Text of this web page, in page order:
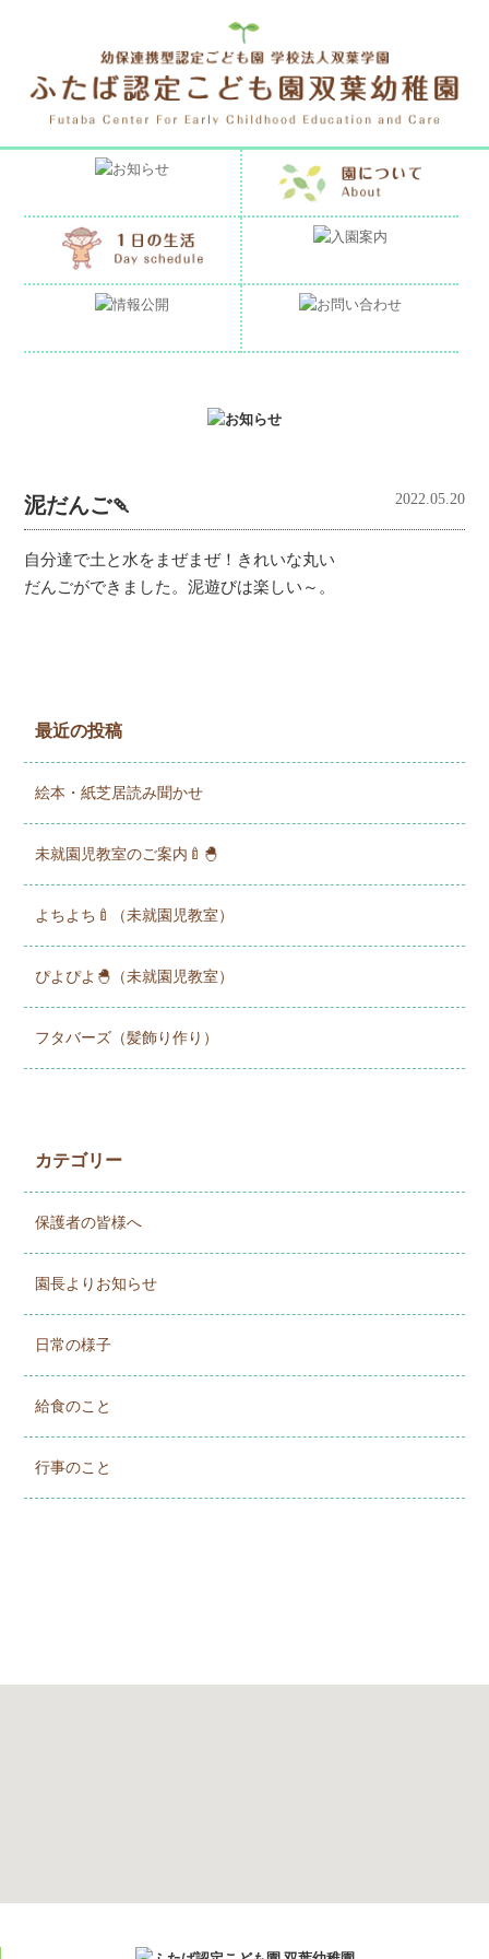
泥だんご🍡 2022.05.20
自分達で土と水をまぜまぜ！きれいな丸い
だんごができました。泥遊びは楽しい～。
最近の投稿
絵本・紙芝居読み聞かせ
未就園児教室のご案内🍼🐣
よちよち🍼（未就園児教室）
ぴよぴよ🐣（未就園児教室）
フタバーズ（髪飾り作り）
カテゴリー
保護者の皆様へ
園長よりお知らせ
日常の様子
給食のこと
行事のこと